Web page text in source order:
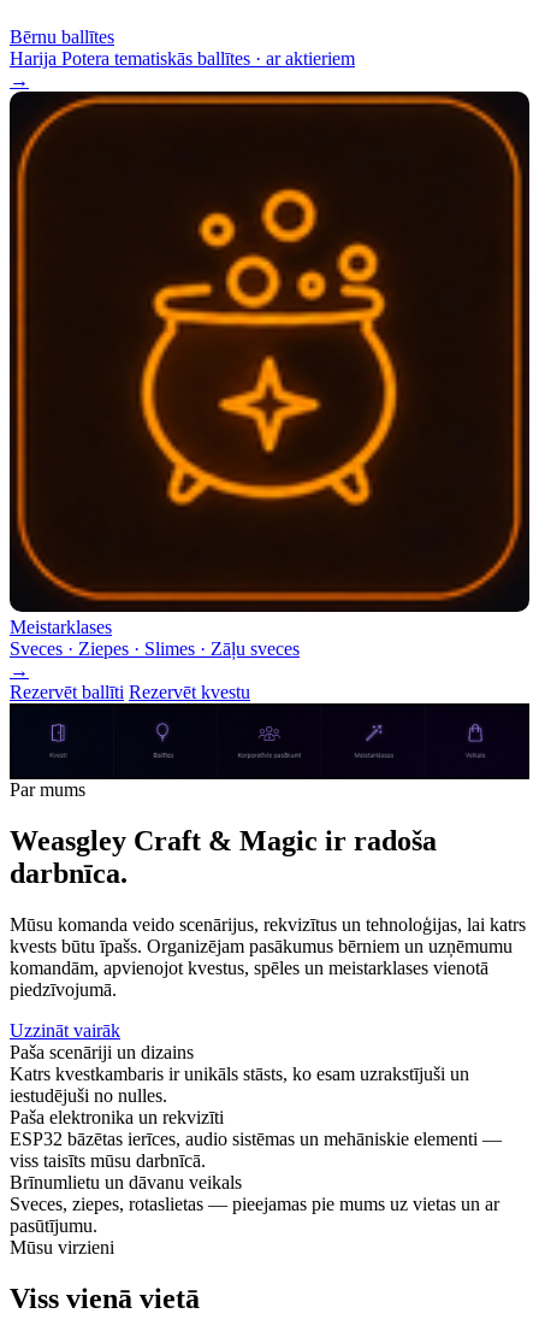
Bērnu ballītes
Harija Potera tematiskās ballītes · ar aktieriem
→
Meistarklases
Sveces · Ziepes · Slimes · Zāļu sveces
→
Rezervēt ballīti Rezervēt kvestu
Par mums
Weasgley Craft & Magic ir radoša
darbnīca.
Mūsu komanda veido scenārijus, rekvizītus un tehnoloģijas, lai katrs
kvests būtu īpašs. Organizējam pasākumus bērniem un uzņēmumu
komandām, apvienojot kvestus, spēles un meistarklases vienotā
piedzīvojumā.
Uzzināt vairāk
Paša scenāriji un dizains
Katrs kvestkambaris ir unikāls stāsts, ko esam uzrakstījuši un
iestudējuši no nulles.
Paša elektronika un rekvizīti
ESP32 bāzētas ierīces, audio sistēmas un mehāniskie elementi —
viss taisīts mūsu darbnīcā.
Brīnumlietu un dāvanu veikals
Sveces, ziepes, rotaslietas — pieejamas pie mums uz vietas un ar
pasūtījumu.
Mūsu virzieni
Viss vienā vietā